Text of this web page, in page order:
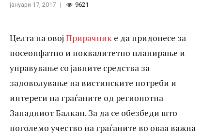
граѓаните од регионотна Западниот
Балкан. За да се обезбеди што поголемо
учество на граѓаните во оваа важна
област на управувањето со јавните
финансии, прирачникот ги сумира
клучните чекори во постапките за јавни
јануари 17, 2017 9621
Целта на овој Прирачник е да придонесе за
посеопфатно и поквалитетно планирање и
управување со јавните средства за
задоволување на вистинските потреби и
интереси на граѓаните од регионотна
Западниот Балкан. За да се обезбеди што
поголемо учество на граѓаните во оваа важна